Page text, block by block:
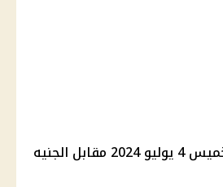
سعر الدولار اليوم الخميس 4 يوليو 2024 مقابل الجنيه